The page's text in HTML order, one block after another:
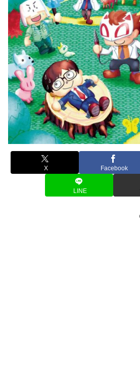
X Facebook
LINE